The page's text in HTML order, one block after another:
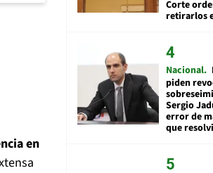
en
Corte
retirarlos
Nacional
piden
Sergio
error de
que